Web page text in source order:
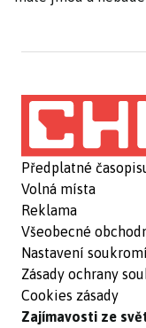
Předplatné
Volná místa
Reklama
Všeobecné
Nastavení soukromí
Zásady ochrany
Cookies zásady
Zajímavosti ze